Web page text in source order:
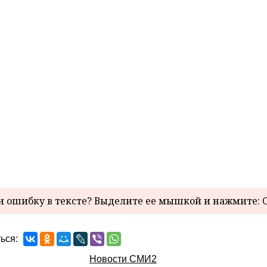
в тексте? Выделите ее мышкой и нажмите:
Новости СМИ2